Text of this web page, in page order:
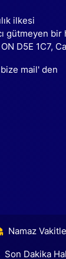
ilkesi
gütmeyen bir
D5E 1C7,
mail' den
Namaz
Son Dakika